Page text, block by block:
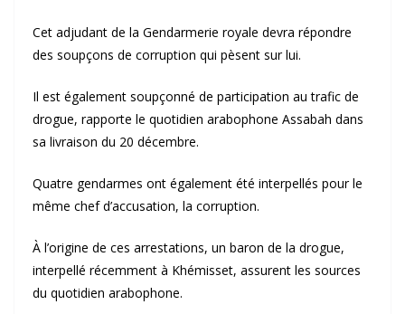
Cet adjudant de la Gendarmerie royale devra répondre
des soupçons de corruption qui pèsent sur lui.
Il est également soupçonné de participation au trafic de
drogue, rapporte le quotidien arabophone Assabah dans
sa livraison du 20 décembre.
Quatre gendarmes ont également été interpellés pour le
même chef d’accusation, la corruption.
À l’origine de ces arrestations, un baron de la drogue,
interpellé récemment à Khémisset, assurent les sources
du quotidien arabophone.